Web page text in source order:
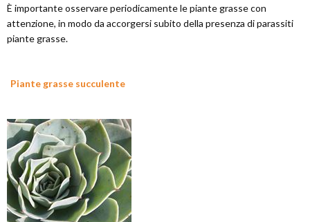
È importante osservare periodicamente le piante grasse con
attenzione, in modo da accorgersi subito della presenza di parassiti
piante grasse.
Piante grasse succulente